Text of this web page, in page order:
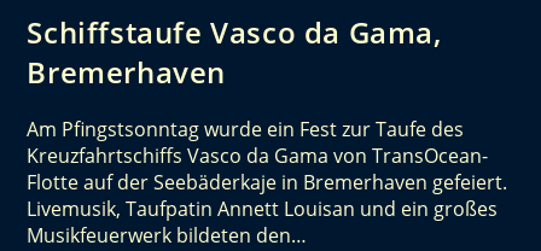
Schiffstaufe Vasco da Gama,
Bremerhaven
Am Pfingstsonntag wurde ein Fest zur Taufe des
Kreuzfahrtschiffs Vasco da Gama von TransOcean-
Flotte auf der Seebäderkaje in Bremerhaven gefeiert.
Livemusik, Taufpatin Annett Louisan und ein großes
Musikfeuerwerk bildeten den…